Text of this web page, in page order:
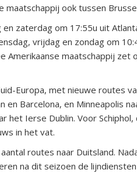
ook tussen
zaterdag om 17:55u uit
vrijdag en zondag om
Amerikaanse maatschappij zet
Europa, met nieuwe routes
en Barcelona, en Minneapolis
het Ierse Dublin. Voor
in het vat.
routes naar Duitsland.
na dit seizoen de